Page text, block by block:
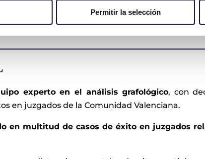
Permitir la selección
mecánicamente, normalmente
experto en el análisis grafológico, con
en juzgados de la Comunidad Valenciana.
en multitud de casos de éxito en juzgados